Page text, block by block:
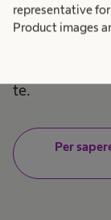
representative
Product images
Cosa significa
te.
Per